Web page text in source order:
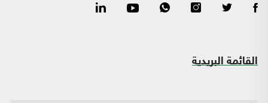
القائمة البريدية